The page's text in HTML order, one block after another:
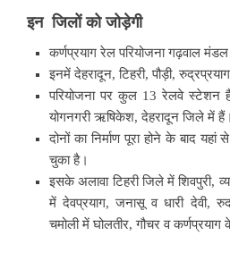
इन जिलों को जोड़ेगी
कर्णप्रयाग रेल परियोजना गढ़वाल
इनमें देहरादून, टिहरी, पौड़ी,
परियोजना पर कुल 13 रेलवे स्टेशन
योगनगरी ऋषिकेश, देहरादून जिले में हैं।
दोनों का निर्माण पूरा होने के बाद
चुका है।
इसके अलावा टिहरी जिले में शिवपुरी,
में देवप्रयाग, जनासू व धारी देवी,
चमोली में घोलतीर, गौचर व